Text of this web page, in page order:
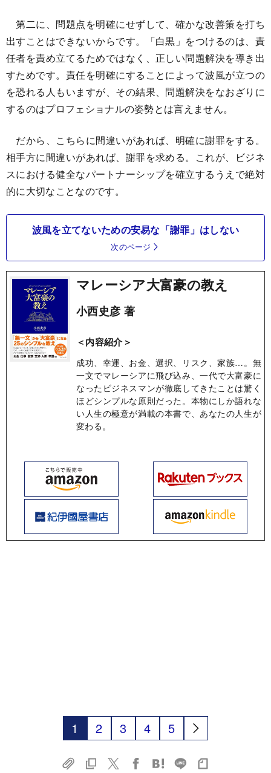
第二に、問題点を明確にせずして、確かな改善策を打ち
出すことはできないからです。「白黒」をつけるのは、責
任者を責め立てるためではなく、正しい問題解決を導き出
すためです。責任を明確にすることによって波風が立つの
を恐れる人もいますが、その結果、問題解決をなおざりに
するのはプロフェショナルの姿勢とは言えません。
だから、こちらに間違いがあれば、明確に謝罪をする。
相手方に間違いがあれば、謝罪を求める。これが、ビジネ
スにおける健全なパートナーシップを確立するうえで絶対
的に大切なことなのです。
波風を立てないための安易な「謝罪」はしない
次のページ
マレーシア大富豪の教え
小西史彦 著
＜内容紹介＞
成功、幸運、お金、選択、リスク、家族…。無
一文でマレーシアに飛び込み、一代で大富豪に
なったビジネスマンが徹底してきたことは驚く
ほどシンプルな原則だった。本物にしか語れな
い人生の極意が満載の本書で、あなたの人生が
変わる。
1 2 3 4 5